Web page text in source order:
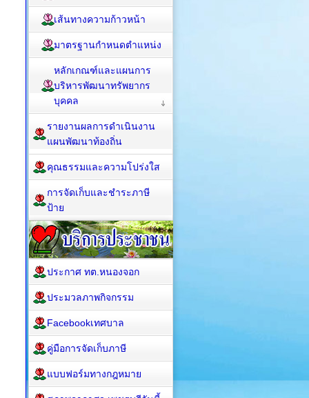
เส้นทางความก้าวหน้า
มาตรฐานกำหนดตำแหน่ง
หลักเกณฑ์และแผนการ
บริหารพัฒนาทรัพยากร
บุคคล
รายงานผลการดำเนินงาน
แผนพัฒนาท้องถิ่น
คุณธรรมและความโปร่งใส
การจัดเก็บและชำระภาษี
ป้าย
ประกาศ ทต.หนองจอก
ประมวลภาพกิจกรรม
Facebookเทศบาล
คู่มือการจัดเก็บภาษี
แบบฟอร์มทางกฎหมาย